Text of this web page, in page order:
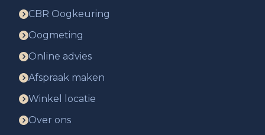
CBR Oogkeuring
Oogmeting
Online advies
Afspraak maken
Winkel locatie
Over ons